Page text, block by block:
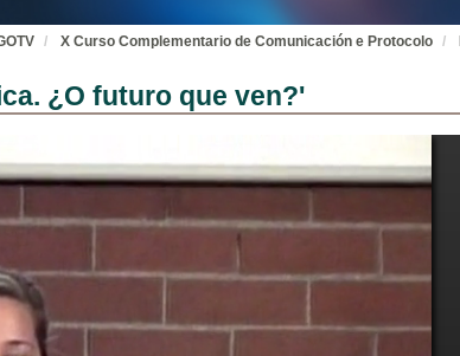
X Curso Complementario de Comunicación e Protocolo
¿O futuro que ven?'